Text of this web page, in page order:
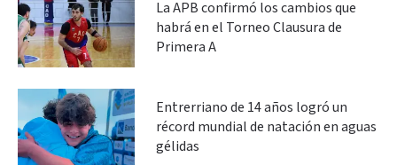
La APB confirmó los cambios que
habrá en el Torneo Clausura de
Primera A
Entrerriano de 14 años logró un
récord mundial de natación en aguas
gélidas